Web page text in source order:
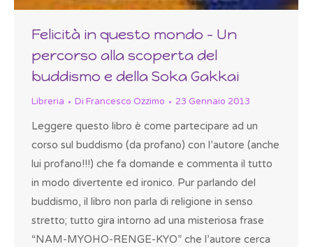
Felicità in questo mondo – Un
percorso alla scoperta del
buddismo e della Soka Gakkai
Libreria Di Francesco Ozzimo 23 Gennaio 2013
Leggere questo libro è come partecipare ad un
corso sul buddismo (da profano) con l’autore (anche
lui profano!!!) che fa domande e commenta il tutto
in modo divertente ed ironico. Pur parlando del
buddismo, il libro non parla di religione in senso
stretto; tutto gira intorno ad una misteriosa frase
“NAM-MYOHO-RENGE-KYO” che l’autore cerca